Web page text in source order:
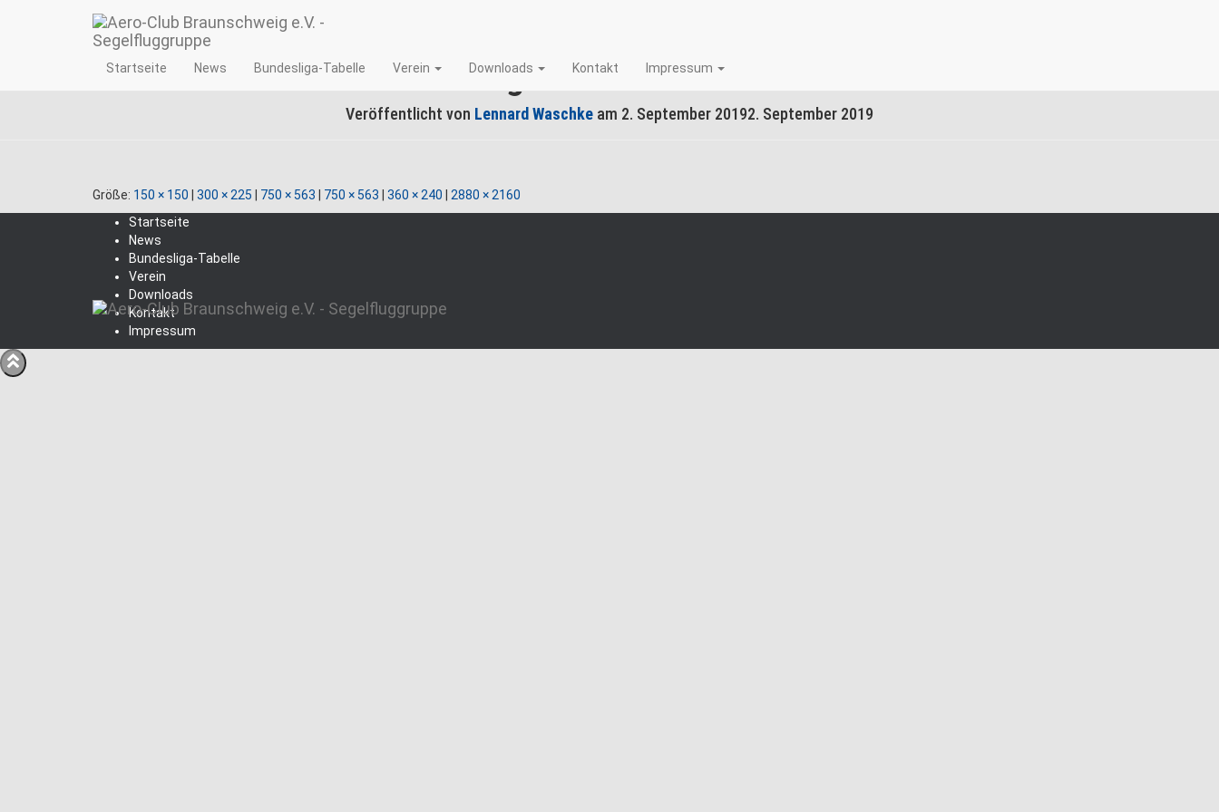
Startseite News Bundesliga-Tabelle Verein Downloads Kontakt Impressum
Alleinflug Emma Meindermann
Veröffentlicht von Lennard Waschke am 2. September 20192. September 2019
Größe: 150 × 150 300 × 225 750 × 563 750 × 563 360 × 240
2880 × 2160
Startseite
News
Bundesliga-Tabelle
Verein
Downloads
Kontakt
Impressum